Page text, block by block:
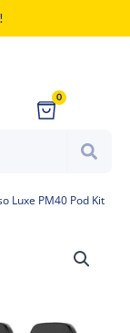
0
Cart
Luxe PM40 Pod Kit